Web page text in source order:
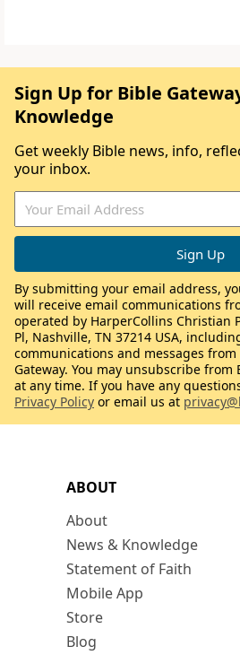
ABOUT
About
News & Knowledge
Statement of Faith
Mobile App
Store
Blog
Sign Up for Bible
Knowledge
Get weekly Bible news, info,
your inbox.
By submitting your email address,
will receive email communications
operated by HarperCollins Christian
Pl, Nashville, TN 37214 USA,
communications and messages
Gateway. You may unsubscribe from
at any time. If you have any
Privacy Policy or email us at